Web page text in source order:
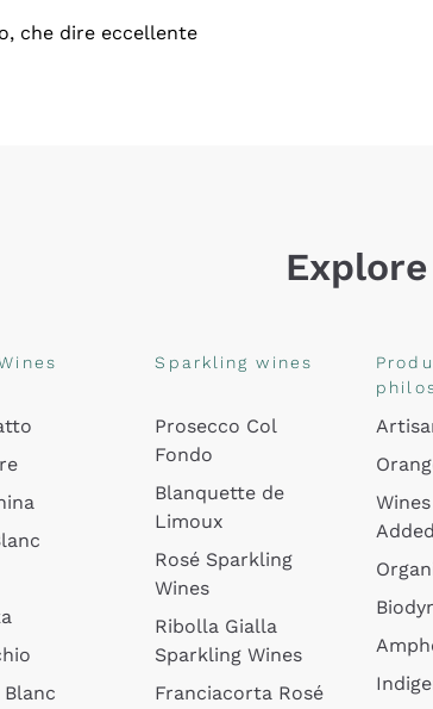
che dire eccellente
Blanc
Sparkling wines
Prosecco Col
Fondo
Blanquette de
Limoux
Rosé Sparkling
Wines
Ribolla Gialla
Sparkling Wines
Franciacorta Rosé